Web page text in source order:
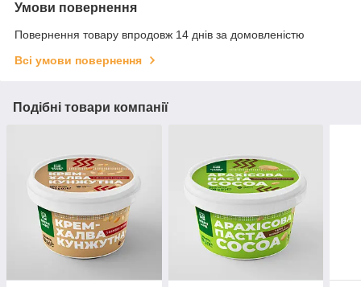
Умови повернення
Повернення товару впродовж 14 днів за домовленістю
Всі умови повернення
Подібні товари компанії